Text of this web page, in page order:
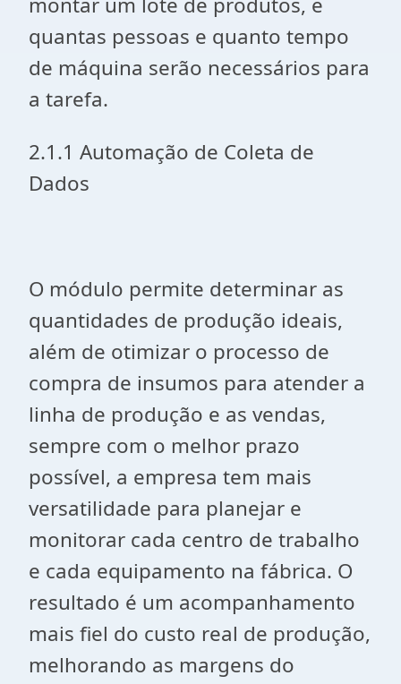
quantas pessoas e quanto tempo
de máquina serão necessários para
a tarefa.
2.1.1 Automação de Coleta de
Dados
O módulo permite determinar as
quantidades de produção ideais,
além de otimizar o processo de
compra de insumos para atender a
linha de produção e as vendas,
sempre com o melhor prazo
possível, a empresa tem mais
versatilidade para planejar e
monitorar cada centro de trabalho
e cada equipamento na fábrica. O
resultado é um acompanhamento
mais fiel do custo real de produção,
melhorando as margens do